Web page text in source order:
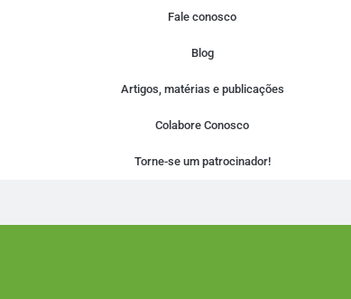
Fale conosco
Blog
Artigos, matérias e publicações
Colabore Conosco
Torne-se um patrocinador!